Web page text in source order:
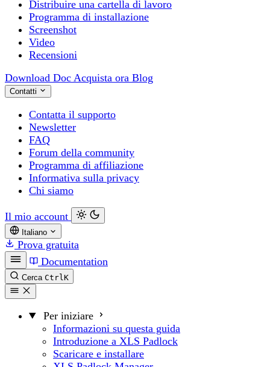
Distribuire una cartella di lavoro
Programma di installazione
Screenshot
Video
Recensioni
Download Doc Acquista ora Blog
Contatti
Contatta il supporto
Newsletter
FAQ
Forum della community
Programma di affiliazione
Informativa sulla privacy
Chi siamo
Il mio account
Italiano
Prova gratuita
Documentation
Cerca CtrlK
Per iniziare
Informazioni su questa guida
Introduzione a XLS Padlock
Scaricare e installare